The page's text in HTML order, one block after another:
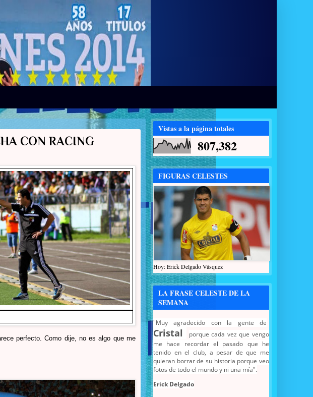
CON RACING
perfecto. Como dije, no es algo que me
Vistas a la página totales
807,382
FIGURAS CELESTES
Hoy: Erick Delgado Vásquez
LA FRASE CELESTE DE LA
SEMANA
"Muy agradecido con la gente de
Cristal
porque cada vez que vengo
me hace recordar el pasado que he
tenido en el club, a pesar de que me
quieran borrar de su historia porque veo
fotos de todo el mundo y ni una mía".
Erick Delgado